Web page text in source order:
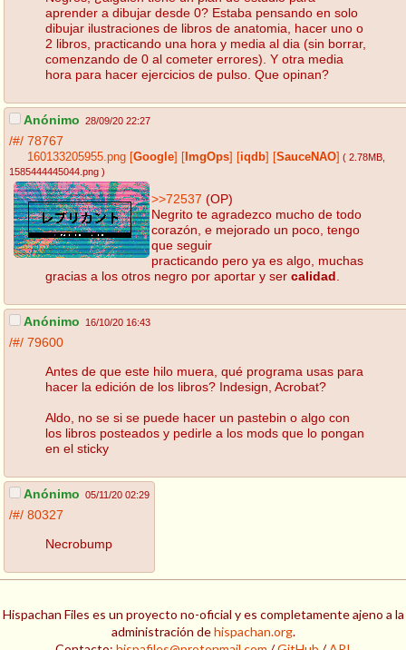
aprender a dibujar desde 0? Estaba pensando en solo
dibujar ilustraciones de libros de anatomia, hacer uno o
2 libros, practicando una hora y media al dia (sin borrar,
comenzando de 0 al cometer errores). Y otra media
hora para hacer ejercicios de pulso. Que opinan?
Anónimo 28/09/20 22:27
/#/ 78767
160133205955.png Google ImgOps iqdb SauceNAO ( 2.78MB
1585444445044.png )
>>72537 (OP)
Negrito te agradezco mucho de todo
corazón, e mejorado un poco, tengo
que seguir
practicando pero ya es algo, muchas
gracias a los otros negro por aportar y ser calidad
Anónimo 16/10/20 16:43
/#/ 79600
Antes de que este hilo muera, qué programa usas para
hacer la edición de los libros? Indesign, Acrobat?
Aldo, no se si se puede hacer un pastebin o algo con
los libros posteados y pedirle a los mods que lo pongan
en el sticky
Anónimo 05/11/20 02:29
/#/ 80327
Necrobump
Hispachan Files es un proyecto no-oficial y es completamente ajeno a la
administración dehispachan.org.